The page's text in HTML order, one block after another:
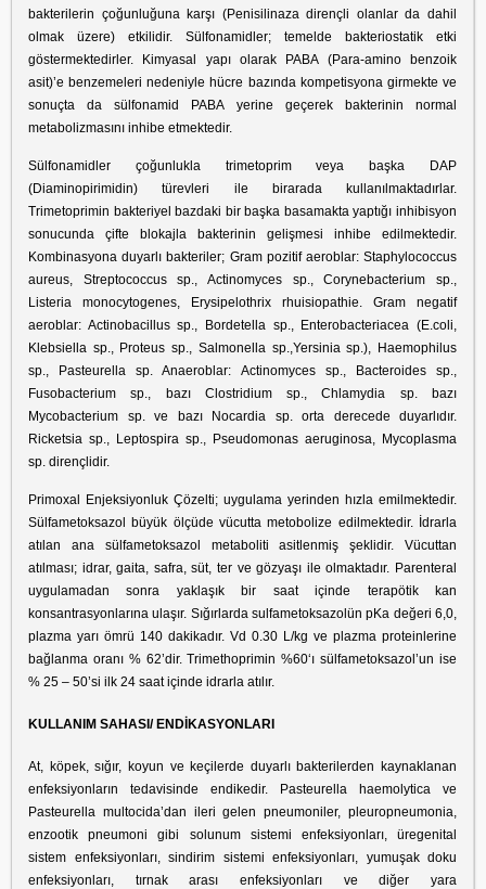
bakterilerin çoğunluğuna karşı (Penisilinaza dirençli olanlar da dahil
olmak üzere) etkilidir. Sülfonamidler; temelde bakteriostatik etki
göstermektedirler. Kimyasal yapı olarak PABA (Para-amino benzoik
asit)’e benzemeleri nedeniyle hücre bazında kompetisyona girmekte ve
sonuçta da sülfonamid PABA yerine geçerek bakterinin normal
metabolizmasını inhibe etmektedir.
Sülfonamidler çoğunlukla trimetoprim veya başka DAP
(Diaminopirimidin) türevleri ile birarada kullanılmaktadırlar.
Trimetoprimin bakteriyel bazdaki bir başka basamakta yaptığı inhibisyon
sonucunda çifte blokajla bakterinin gelişmesi inhibe edilmektedir.
Kombinasyona duyarlı bakteriler; Gram pozitif aeroblar: Staphylococcus
aureus, Streptococcus sp., Actinomyces sp., Corynebacterium sp.,
Listeria monocytogenes, Erysipelothrix rhuisiopathie. Gram negatif
aeroblar: Actinobacillus sp., Bordetella sp., Enterobacteriacea (E.coli,
Klebsiella sp., Proteus sp., Salmonella sp.,Yersinia sp.), Haemophilus
sp., Pasteurella sp. Anaeroblar: Actinomyces sp., Bacteroides sp.,
Fusobacterium sp., bazı Clostridium sp., Chlamydia sp. bazı
Mycobacterium sp. ve bazı Nocardia sp. orta derecede duyarlıdır.
Ricketsia sp., Leptospira sp., Pseudomonas aeruginosa, Mycoplasma
sp. dirençlidir.
Primoxal Enjeksiyonluk Çözelti; uygulama yerinden hızla emilmektedir.
Sülfametoksazol büyük ölçüde vücutta metobolize edilmektedir. İdrarla
atılan ana sülfametoksazol metaboliti asitlenmiş şeklidir. Vücuttan
atılması; idrar, gaita, safra, süt, ter ve gözyaşı ile olmaktadır. Parenteral
uygulamadan sonra yaklaşık bir saat içinde terapötik kan
konsantrasyonlarına ulaşır. Sığırlarda sulfametoksazolün pKa değeri 6,0,
plazma yarı ömrü 140 dakikadır. Vd 0.30 L/kg ve plazma proteinlerine
bağlanma oranı % 62’dir. Trimethoprimin %60‘ı sülfametoksazol’un ise
% 25 – 50’si ilk 24 saat içinde idrarla atılır.
KULLANIM SAHASI/ ENDİKASYONLARI
At, köpek, sığır, koyun ve keçilerde duyarlı bakterilerden kaynaklanan
enfeksiyonların tedavisinde endikedir. Pasteurella haemolytica ve
Pasteurella multocida’dan ileri gelen pneumoniler, pleuropneumonia,
enzootik pneumoni gibi solunum sistemi enfeksiyonları, üregenital
sistem enfeksiyonları, sindirim sistemi enfeksiyonları, yumuşak doku
enfeksiyonları, tırnak arası enfeksiyonları ve diğer yara